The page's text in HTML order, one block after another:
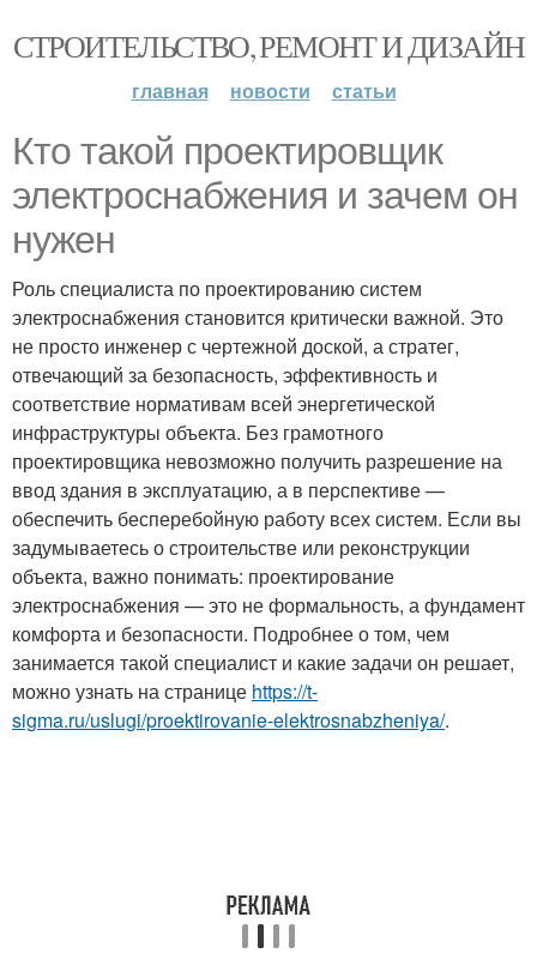
СТРОИТЕЛЬСТВО, РЕМОНТ И ДИЗАЙН
главная новости статьи
Кто такой проектировщик
электроснабжения и зачем он
нужен
Роль специалиста по проектированию систем
электроснабжения становится критически важной. Это
не просто инженер с чертежной доской, а стратег,
отвечающий за безопасность, эффективность и
соответствие нормативам всей энергетической
инфраструктуры объекта. Без грамотного
проектировщика невозможно получить разрешение на
ввод здания в эксплуатацию, а в перспективе —
обеспечить бесперебойную работу всех систем. Если вы
задумываетесь о строительстве или реконструкции
объекта, важно понимать: проектирование
электроснабжения — это не формальность, а фундамент
комфорта и безопасности. Подробнее о том, чем
занимается такой специалист и какие задачи он решает,
можно узнать на странице https://t-
sigma.ru/uslugi/proektirovanie-elektrosnabzheniya/.